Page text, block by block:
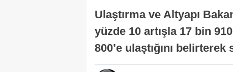
Ulaştırma ve Altyapı
yüzde 10 artışla 17 bin
800’e ulaştığını